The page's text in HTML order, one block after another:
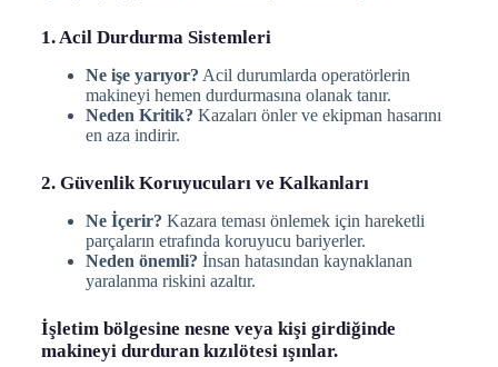
1. Acil Durdurma Sistemleri
Ne işe yarıyor? Acil durumlarda operatörlerin
makineyi hemen durdurmasına olanak tanır.
Neden Kritik? Kazaları önler ve ekipman hasarını
en aza indirir.
2. Güvenlik Koruyucuları ve Kalkanları
Ne İçerir? Kazara teması önlemek için hareketli
parçaların etrafında koruyucu bariyerler.
Neden önemli? İnsan hatasından kaynaklanan
yaralanma riskini azaltır.
İşletim bölgesine nesne veya kişi girdiğinde
makineyi durduran kızılötesi ışınlar.